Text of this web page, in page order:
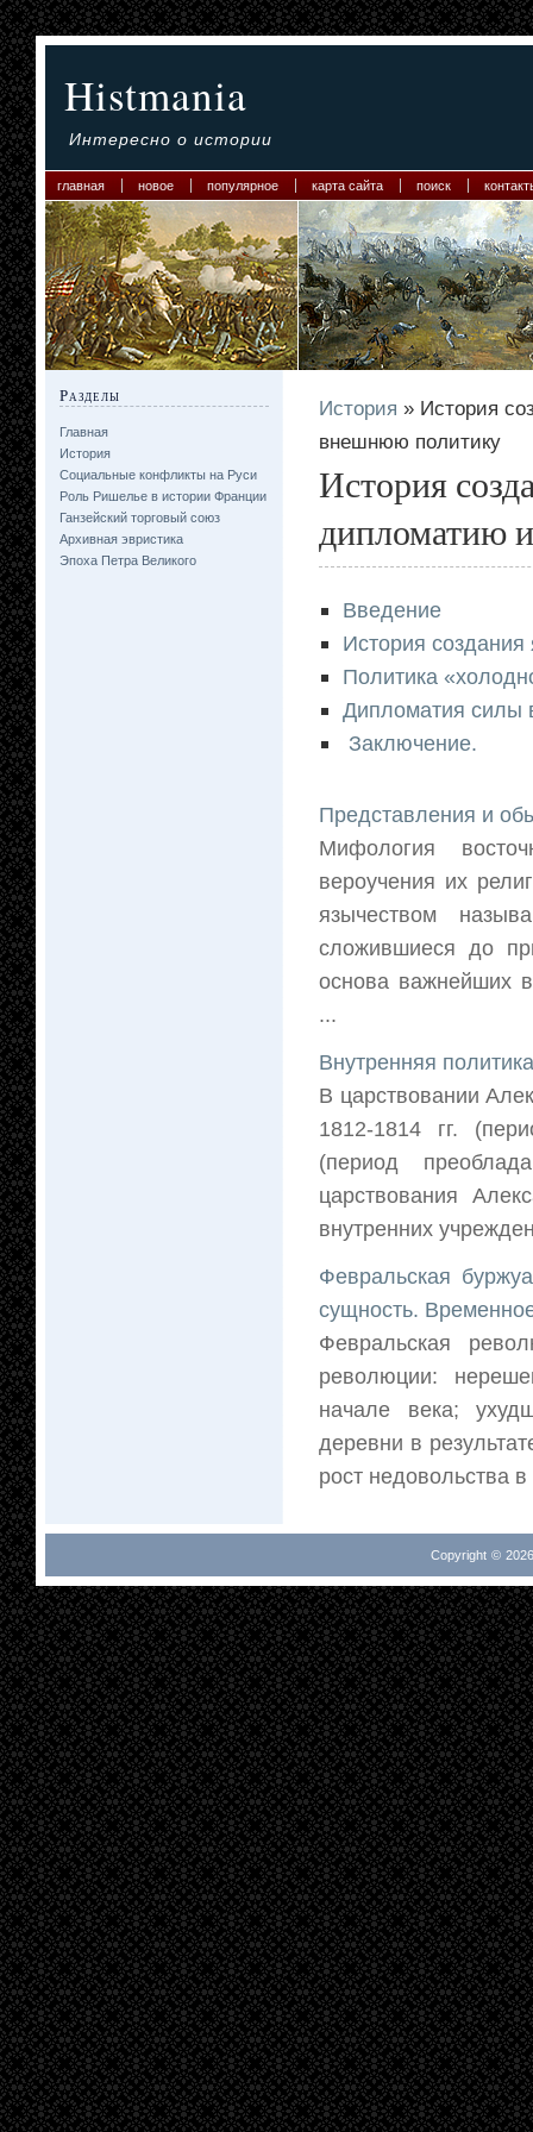
Histmania
Интересно о истории
главная новое популярное карта сайта поиск
Разделы
Главная
История
Социальные конфликты на Руси
Роль Ришелье в истории Франции
Ганзейский торговый союз
Архивная эвристика
Эпоха Петра Великого
История » История
внешнюю политику
История
дипломатию
Введение
История
Политика
Дипломатия силы
Заключение.
Представления и
Мифология
вероучения их
язычеством
сложившиеся до
основа важнейших
...
Внутренняя
В царствовании
1812-1814 гг.
(период
царствования
внутренних
Февральская
сущность.
Февральская
революции:
начале века;
деревни в
рост недовольства
Copyright ©